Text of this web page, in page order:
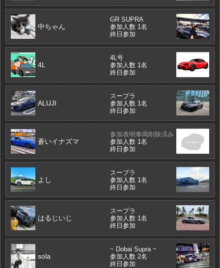
中ちゃん
GR SUPRA
参加人数 1名
終日参加
4L
4L号
参加人数 1名
終日参加
ALUJI
スープラ
参加人数 1名
終日参加
蒼いイナズマ
参加表明車両削除済み
参加人数 1名
終日参加
よし
スープラ
参加人数 1名
終日参加
はるじいじ
スープラ
参加人数 1名
終日参加
sola
~ Dobai Supra ~
参加人数 2名
終日参加